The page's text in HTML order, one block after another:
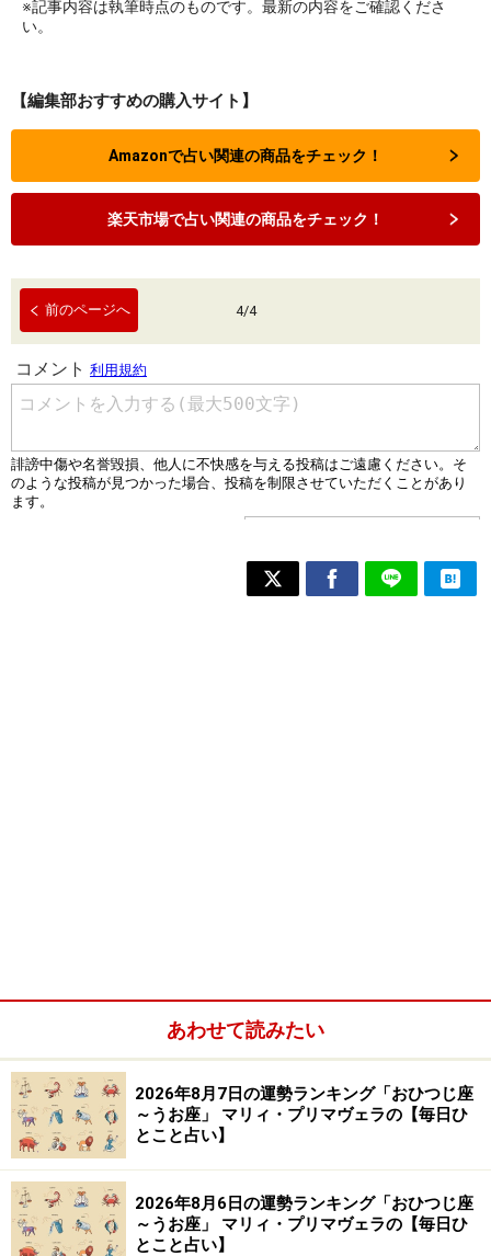
※記事内容は執筆時点のものです。最新の内容をご確認くださ
い。
【編集部おすすめの購入サイト】
Amazonで占い関連の商品をチェック！
楽天市場で占い関連の商品をチェック！
前のページへ 4/4
あわせて読みたい
2026年8月7日の運勢ランキング「おひつじ座
～うお座」 マリィ・プリマヴェラの【毎日ひ
とこと占い】
2026年8月6日の運勢ランキング「おひつじ座
～うお座」 マリィ・プリマヴェラの【毎日ひ
とこと占い】